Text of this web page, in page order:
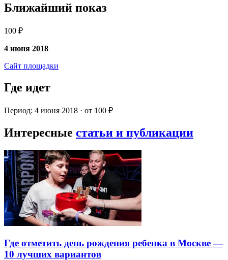
Ближайший показ
100 ₽
4 июня 2018
Сайт площадки
Где идет
Период: 4 июня 2018 · от 100 ₽
Интересные статьи и публикации
Где отметить день рождения ребенка в Москве —
10 лучших вариантов